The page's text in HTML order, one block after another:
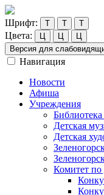
Шрифт: Т Т Т
Цвета: Ц Ц
Ц
Версия для
Навигация
Новости
Афиша
Учреждения
Детская
Детская
Комитет по